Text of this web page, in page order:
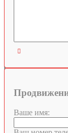

Ваше имя: